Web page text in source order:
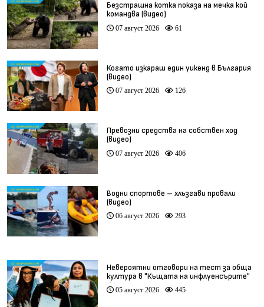
Безстрашна котка показа на мечка кой
командва (видео)
07 август 2026 61
Когато изкараш един уикенд в България
(видео)
07 август 2026 126
Превозни средства на собствен ход
(видео)
07 август 2026 406
Водни спортове – хлъзгави провали
(видео)
06 август 2026 293
Невероятни отговори на тест за обща
култура в "Къщата на инфлуенсърите"
(видео)
05 август 2026 445